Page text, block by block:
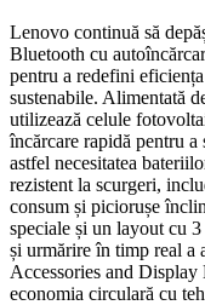
Lenovo continuă să
Bluetooth cu
pentru a redefini
sustenabile. Alimentată
utilizează celule
încărcare rapidă pentru
astfel necesitatea
rezistent la scurgeri,
consum și piciorușe
speciale și un layout cu
și urmărire în timp real
Accessories and Display
economia circulară cu